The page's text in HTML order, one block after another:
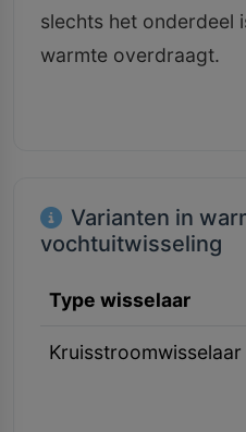
slechts het onderdeel
warmte overdraagt.
Varianten in
vochtuitwisseling
Type wisselaar
Kruisstroomwisselaar